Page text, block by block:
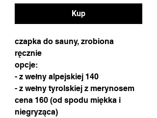
Kup
czapka do sauny, zrobiona
ręcznie
opcje:
- z wełny alpejskiej 140
- z wełny tyrolskiej z merynosem
cena 160 (od spodu miękka i
niegryząca)